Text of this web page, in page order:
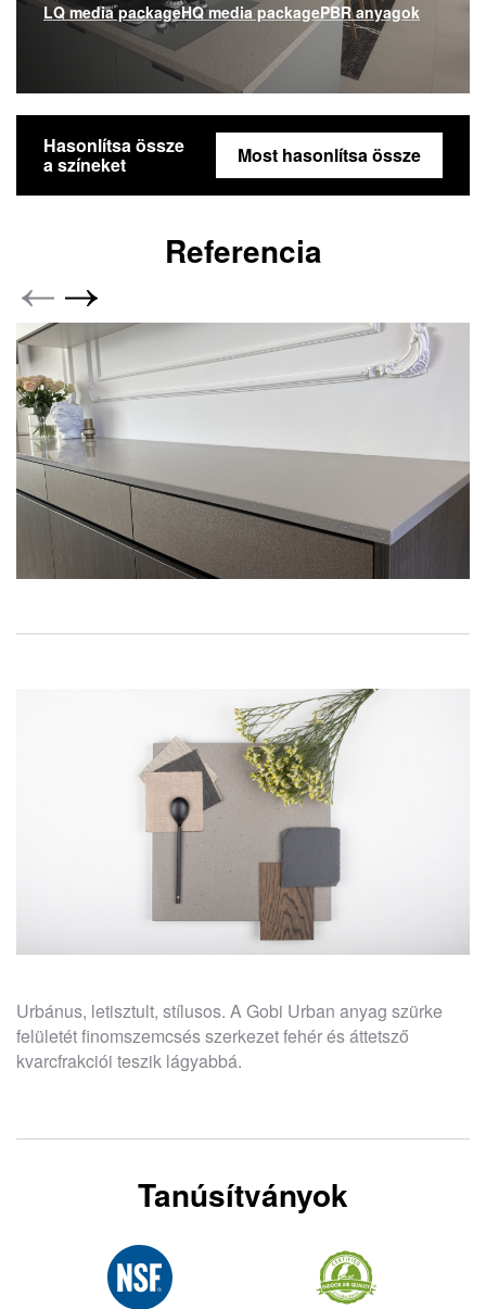
LQ media packageHQ media packagePBR anyagok
Hasonlítsa össze
a színeket Most hasonlítsa össze
Referencia
Urbánus, letisztult, stílusos. A Gobi Urban anyag szürke
felületét finomszemcsés szerkezet fehér és áttetsző
kvarcfrakciói teszik lágyabbá.
Tanúsítványok